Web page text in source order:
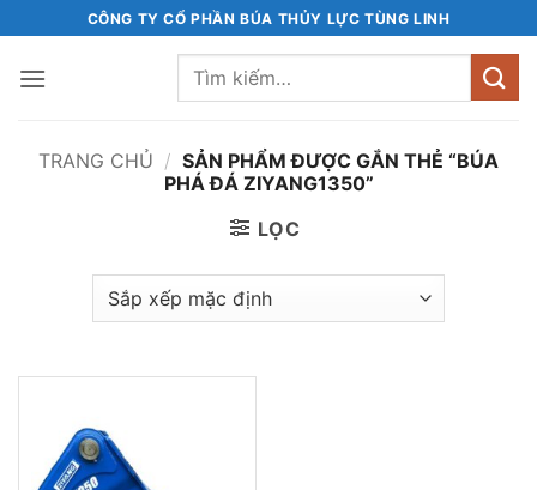
qua
nội
CÔNG TY CỔ PHẦN BÚA THỦY LỰC TÙNG LINH
Tìm
TRANG CHỦ / SẢN PHẨM ĐƯỢC GẮN THẺ “BÚA
PHÁ ĐÁ ZIYANG1350”
LỌC